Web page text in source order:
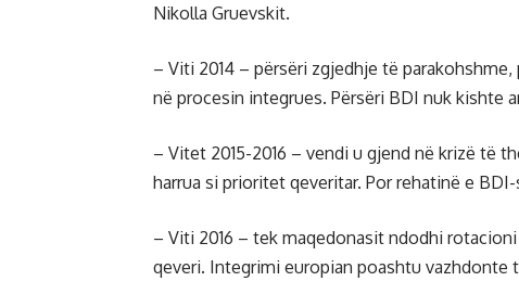
Nikolla Gruevskit.
– Viti 2014 – përsëri zgjedhje të
në procesin integrues. Përsëri BDI nuk kishte
– Vitet 2015-2016 – vendi u gjend në krizë të
harrua si prioritet qeveritar. Por rehatinë e
– Viti 2016 – tek maqedonasit ndodhi
qeveri. Integrimi europian poashtu vazhdonte